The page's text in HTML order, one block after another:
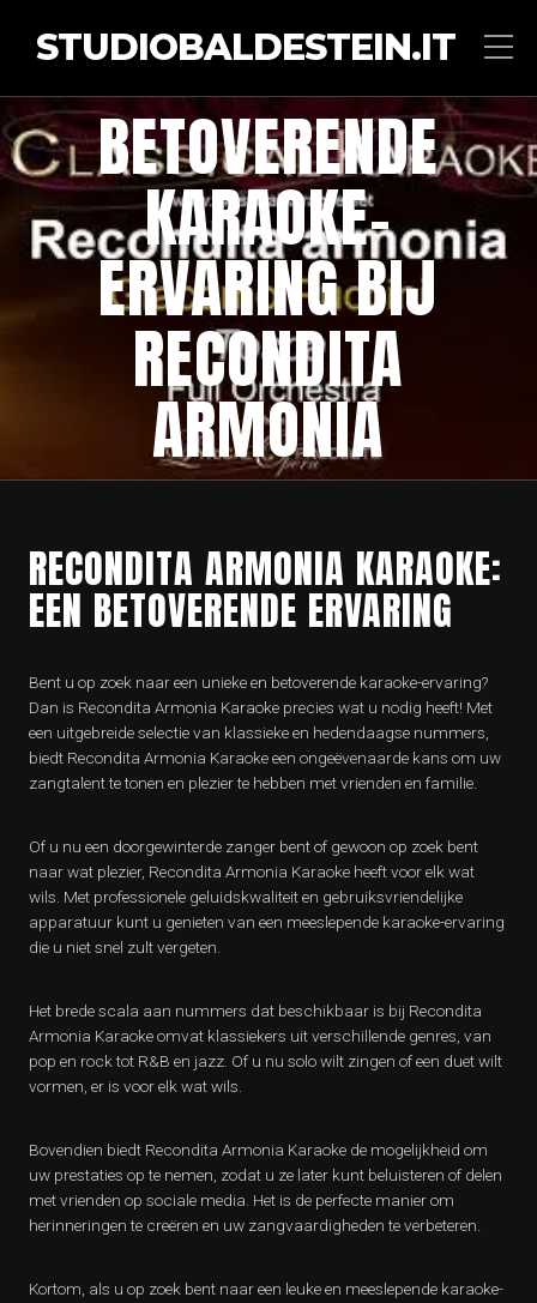
STUDIOBALDESTEIN.IT
BETOVERENDE
KARAOKE-
ERVARING BIJ
RECONDITA
ARMONIA
RECONDITA ARMONIA KARAOKE:
EEN BETOVERENDE ERVARING
Bent u op zoek naar een unieke en betoverende karaoke-ervaring?
Dan is Recondita Armonia Karaoke precies wat u nodig heeft! Met
een uitgebreide selectie van klassieke en hedendaagse nummers,
biedt Recondita Armonia Karaoke een ongeëvenaarde kans om uw
zangtalent te tonen en plezier te hebben met vrienden en familie.
Of u nu een doorgewinterde zanger bent of gewoon op zoek bent
naar wat plezier, Recondita Armonia Karaoke heeft voor elk wat
wils. Met professionele geluidskwaliteit en gebruiksvriendelijke
apparatuur kunt u genieten van een meeslepende karaoke-ervaring
die u niet snel zult vergeten.
Het brede scala aan nummers dat beschikbaar is bij Recondita
Armonia Karaoke omvat klassiekers uit verschillende genres, van
pop en rock tot R&B en jazz. Of u nu solo wilt zingen of een duet wilt
vormen, er is voor elk wat wils.
Bovendien biedt Recondita Armonia Karaoke de mogelijkheid om
uw prestaties op te nemen, zodat u ze later kunt beluisteren of delen
met vrienden op sociale media. Het is de perfecte manier om
herinneringen te creëren en uw zangvaardigheden te verbeteren.
Kortom, als u op zoek bent naar een leuke en meeslepende karaoke-